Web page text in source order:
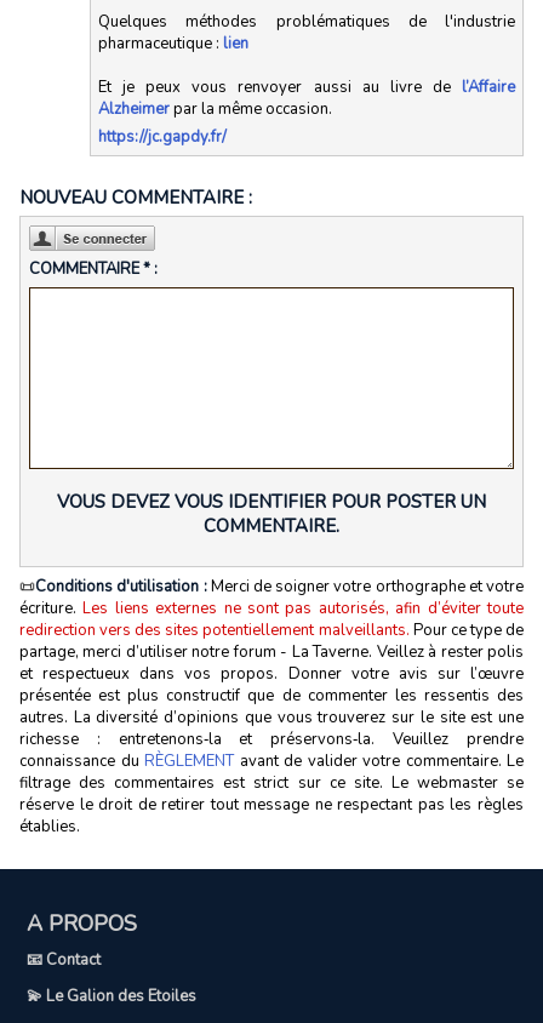
Quelques méthodes problématiques de l'industrie
pharmaceutique :lien
Et je peux vous renvoyer aussi au livre de l’Affaire
Alzheimerpar la même occasion.
https://jc.gapdy.fr/
NOUVEAU COMMENTAIRE :
COMMENTAIRE * :
VOUS DEVEZ VOUS IDENTIFIER POUR POSTER UN
COMMENTAIRE.
📜Conditions d'utilisation :Merci de soigner votre orthographe et votre
écriture.Les liens externes ne sont pas autorisés, afin d’éviter toute
redirection vers des sites potentiellement malveillants. Pour ce type de
partage, merci d’utiliser notre forum - La Taverne. Veillez à rester polis
et respectueux dans vos propos. Donner votre avis sur l’œuvre
présentée est plus constructif que de commenter les ressentis des
autres. La diversité d’opinions que vous trouverez sur le site est une
richesse : entretenons‑la et préservons‑la. Veuillez prendre
connaissance du RÈGLEMENTavant de valider votre commentaire. Le
filtrage des commentaires est strict sur ce site. Le webmaster se
réserve le droit de retirer tout message ne respectant pas les règles
établies.
A PROPOS
📧 Contact
💫 Le Galion des Etoiles